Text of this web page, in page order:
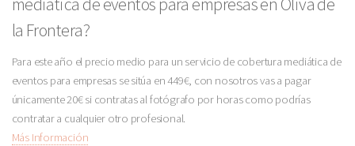
la Frontera?
Para este año el precio medio para un servicio de cobertura mediática de
eventos para empresas se sitúa en 449€, con nosotros vas a pagar
únicamente 20€ si contratas al fotógrafo por horas como podrías
contratar a cualquier otro profesional.
Más Información